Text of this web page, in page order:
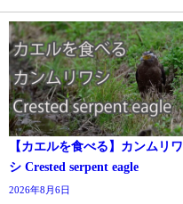
【カエルを食べる】カンムリワ
シ Crested serpent eagle
2026年8月6日